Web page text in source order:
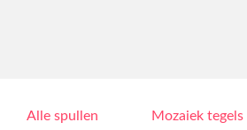
Alle spullen Mozaiek